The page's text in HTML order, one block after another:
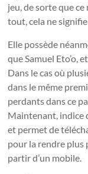
jeu, de sorte que
tout, cela ne
Elle possède
que Samuel Eto’o,
Dans le cas où
dans le même
perdants dans ce
Maintenant, indice
et permet de
pour la rendre plus
partir d’un mobile.